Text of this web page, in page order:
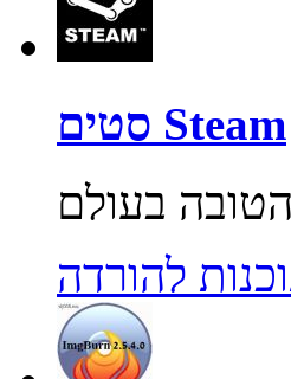
סטים Steam
להורדה